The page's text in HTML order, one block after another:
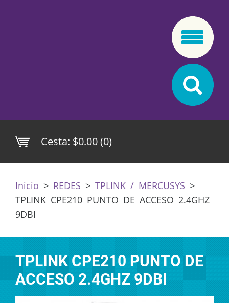
Cesta: $0.00 (0)
Inicio > REDES > TPLINK / MERCUSYS >
TPLINK CPE210 PUNTO DE ACCESO 2.4GHZ
9DBI
TPLINK CPE210 PUNTO DE
ACCESO 2.4GHZ 9DBI